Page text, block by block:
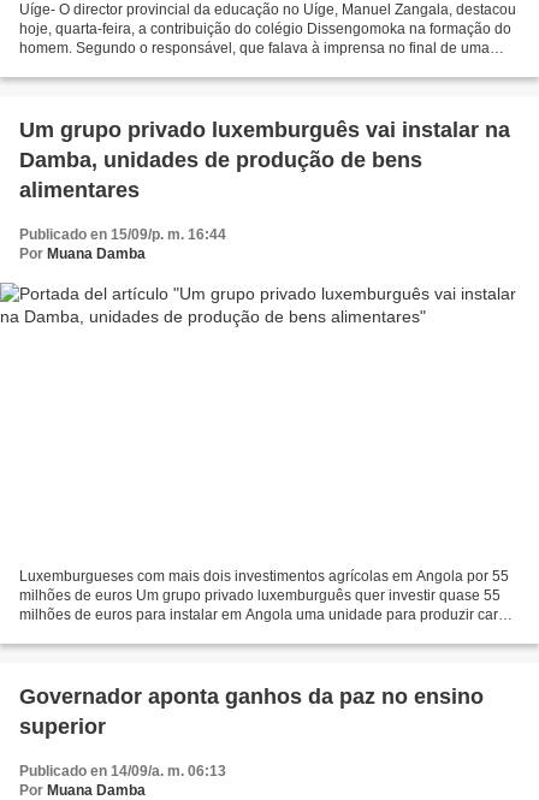
Uíge- O director provincial da educação no Uíge, Manuel Zangala, destacou
hoje, quarta-feira, a contribuição do colégio Dissengomoka na formação do
homem. Segundo o responsável, que falava à imprensa no final de uma
Um grupo privado luxemburguês vai instalar na
Damba, unidades de produção de bens
alimentares
Publicado en 15/09/p. m. 16:44
Por Muana Damba
Luxemburgueses com mais dois investimentos agrícolas em Angola por 55
milhões de euros Um grupo privado luxemburguês quer investir quase 55
milhões de euros para instalar em Angola uma unidade para produzir carne
Governador aponta ganhos da paz no ensino
superior
Publicado en 14/09/a. m. 06:13
Por Muana Damba